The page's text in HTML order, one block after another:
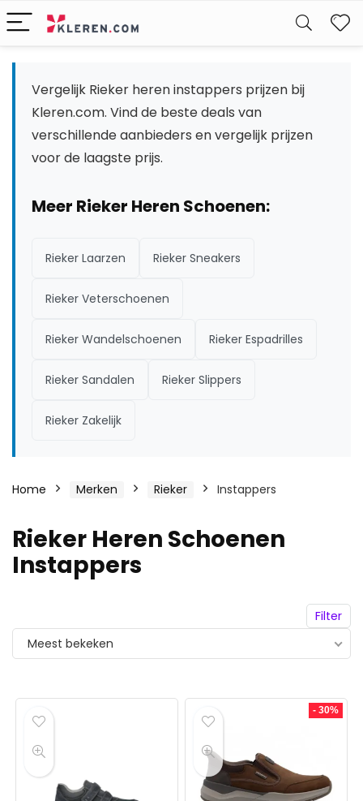
Vergelijk Rieker heren instappers prijzen bij
Kleren.com. Vind de beste deals van
verschillende aanbieders en vergelijk prijzen
voor de laagste prijs.
Meer Rieker Heren Schoenen:
Rieker Laarzen Rieker Sneakers
Rieker Veterschoenen
Rieker Wandelschoenen Rieker Espadrilles
Rieker Sandalen Rieker Slippers
Rieker Zakelijk
Home Merken Rieker Instappers
Rieker Heren Schoenen
Instappers
Filter
Meest bekeken
- 30%